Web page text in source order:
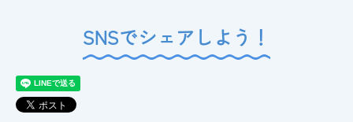
SNSでシェアしよう！